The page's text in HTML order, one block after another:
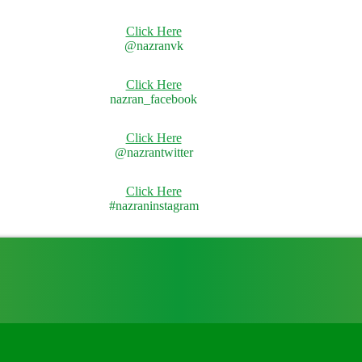
Click Here
@nazranvk
Click Here
nazran_facebook
Click Here
@nazrantwitter
Click Here
#nazraninstagram